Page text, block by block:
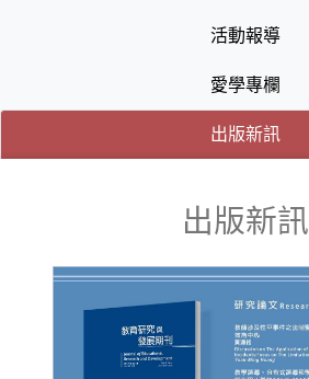
活動報導
愛學專欄
出版新訊
出版新訊